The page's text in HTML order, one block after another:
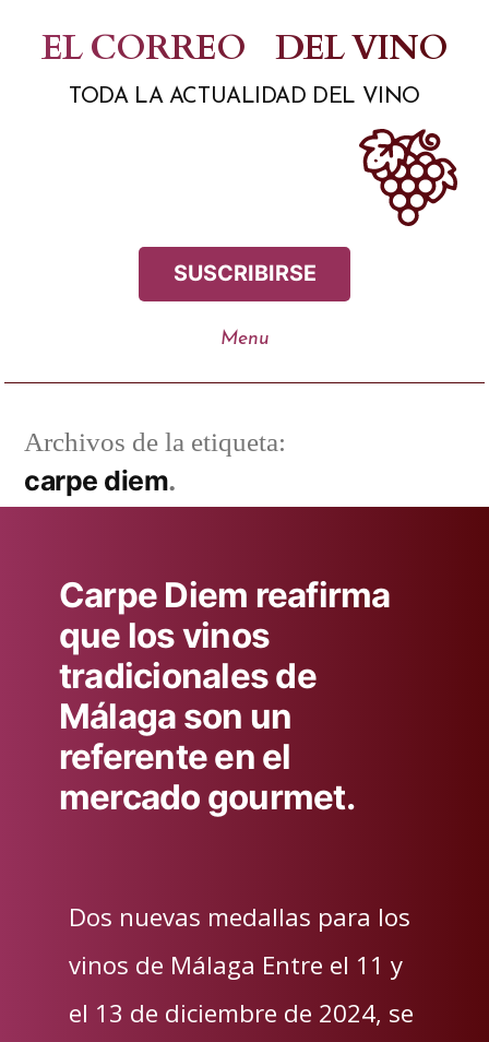
contenido
EL CORREO DEL VINO
TODA LA ACTUALIDAD DEL VINO
SUSCRIBIRSE
Archivos de la etiqueta:
carpe diem
Carpe Diem reafirma
que los vinos
tradicionales de
Málaga son un
referente en el
mercado gourmet.
Dos nuevas medallas para los
vinos de Málaga Entre el 11 y
el 13 de diciembre de 2024, se